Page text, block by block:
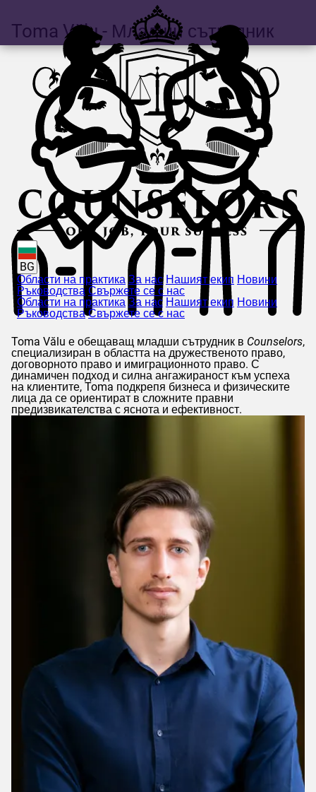
BG
Области на практика За нас Нашият екип Новини
Ръководства Свържете се с нас
Области на практика За нас Нашият екип Новини
Ръководства Свържете се с нас
Toma Vălu- Младши сътрудник
Toma Vălu е обещаващ младши сътрудник в Counselors,
специализиран в областта на дружественото право,
договорното право и имиграционното право. С
динамичен подход и силна ангажираност към успеха
на клиентите, Toma подкрепя бизнеса и физическите
лица да се ориентират в сложните правни
предизвикателства с яснота и ефективност.